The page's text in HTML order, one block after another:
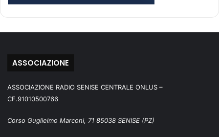
ASSOCIAZIONE
ASSOCIAZIONE RADIO SENISE CENTRALE ONLUS –
CF.91010500766
Corso Guglielmo Marconi, 71 85038 SENISE (PZ)